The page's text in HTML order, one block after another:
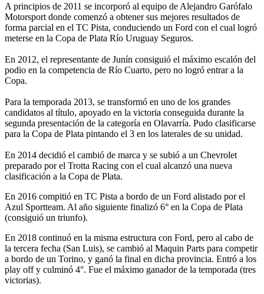
A principios de 2011 se incorporó al equipo de Alejandro Garófalo
Motorsport donde comenzó a obtener sus mejores resultados de
forma parcial en el TC Pista, conduciendo un Ford con el cual logró
meterse en la Copa de Plata Río Uruguay Seguros.
En 2012, el representante de Junín consiguió el máximo escalón del
podio en la competencia de Río Cuarto, pero no logró entrar a la
Copa.
Para la temporada 2013, se transformó en uno de los grandes
candidatos al título, apoyado en la victoria conseguida durante la
segunda presentación de la categoría en Olavarría. Pudo clasificarse
para la Copa de Plata pintando el 3 en los laterales de su unidad.
En 2014 decidió el cambió de marca y se subió a un Chevrolet
preparado por el Trotta Racing con el cual alcanzó una nueva
clasificación a la Copa de Plata.
En 2016 compitió en TC Pista a bordo de un Ford alistado por el
Azul Sportteam. Al año siguiente finalizó 6° en la Copa de Plata
(consiguió un triunfo).
En 2018 continuó en la misma estructura con Ford, pero al cabo de
la tercera fecha (San Luis), se cambió al Maquin Parts para competir
a bordo de un Torino, y ganó la final en dicha provincia. Entró a los
play off y culminó 4°. Fue el máximo ganador de la temporada (tres
victorias).